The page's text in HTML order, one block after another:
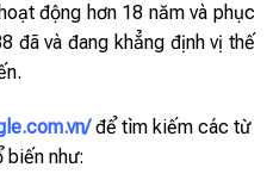
động hơn 18 năm và phục
đã và đang khẳng định vị thế
để tìm kiếm các từ
biến như: